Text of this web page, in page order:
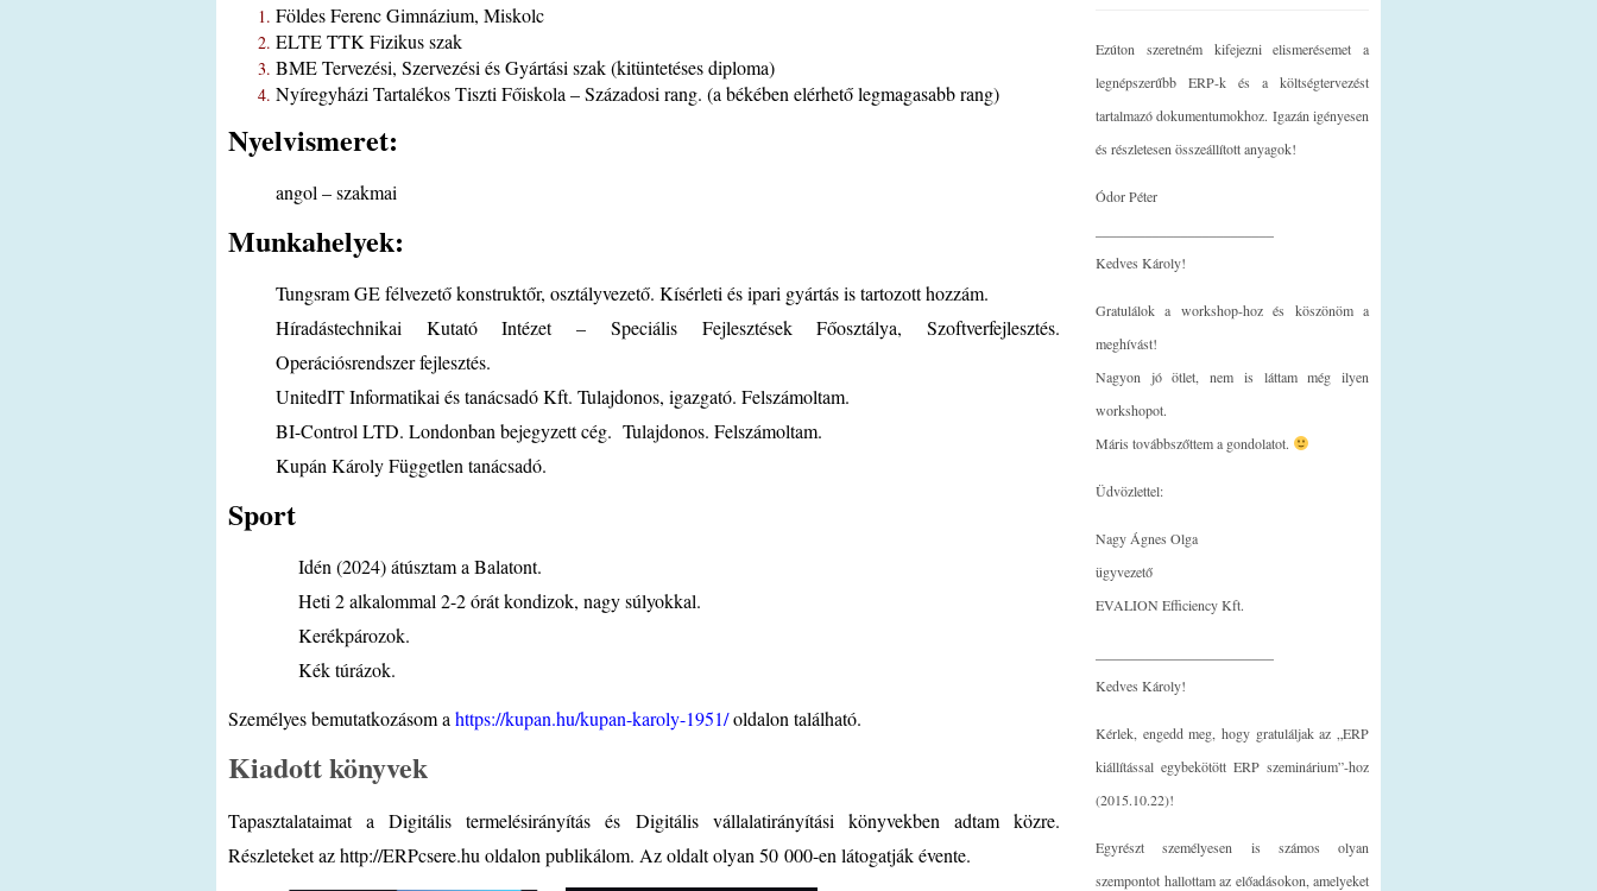
Földes Ferenc Gimnázium, Miskolc
ELTE TTK Fizikus szak
BME Tervezési, Szervezési és Gyártási szak (kitüntetéses diploma)
Nyíregyházi Tartalékos Tiszti Főiskola – Századosi rang. (a békében elérhető legmagasabb rang)
Nyelvismeret:
angol – szakmai
Munkahelyek:
Tungsram GE félvezető konstruktőr, osztályvezető. Kísérleti és ipari gyártás is tartozott hozzám.
Híradástechnikai Kutató Intézet – Speciális Fejlesztések Főosztálya, Szoftverfejlesztés.
Operációsrendszer fejlesztés.
UnitedIT Informatikai és tanácsadó Kft. Tulajdonos, igazgató. Felszámoltam.
BI-Control LTD. Londonban bejegyzett cég. Tulajdonos. Felszámoltam.
Kupán Károly Független tanácsadó.
Sport
Idén (2024) átúsztam a Balatont.
Heti 2 alkalommal 2-2 órát kondizok, nagy súlyokkal.
Kerékpározok.
Kék túrázok.
Személyes bemutatkozásom a https://kupan.hu/kupan-karoly-1951/oldalon található.
Kiadott könyvek
Tapasztalataimat a Digitális termelésirányítás és Digitális vállalatirányítási könyvekben adtam közre.
Részleteket azhttp://ERPcsere.hu oldalon publikálom. Az oldalt olyan 50 000-en látogatják évente.
Ezúton szeretném kifejezni elismerésemet a
legnépszerűbb ERP-k és a költségtervezést
tartalmazó dokumentumokhoz. Igazán igényesen
és részletesen összeállított anyagok!
Ódor Péter
Kedves Károly!
Gratulálok a workshop-hoz és köszönöm a
meghívást!
Nagyon jó ötlet, nem is láttam még ilyen
workshopot.
Máris továbbszőttem a gondolatot.
Üdvözlettel:
Nagy Ágnes Olga
ügyvezető
EVALION Efficiency Kft.
Kedves Károly!
Kérlek, engedd meg, hogy gratuláljak az „ERP
kiállítással egybekötött ERP szeminárium”-hoz
(2015.10.22)!
Egyrészt személyesen is számos olyan
szempontot hallottam az előadásokon, amelyeket